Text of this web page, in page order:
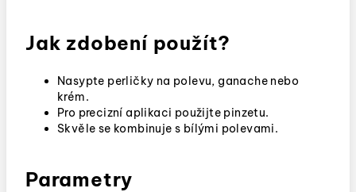
Jak zdobení použít?
Nasypte perličky na polevu, ganache nebo
krém.
Pro precizní aplikaci použijte pinzetu.
Skvěle se kombinuje s bílými polevami.
Parametry